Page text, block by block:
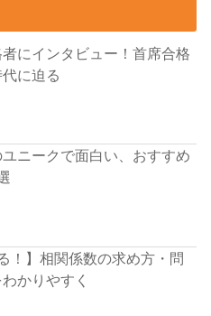
にインタビュー！首席合格
に迫る
ニークで面白い、おすすめ
！】相関係数の求め方・問
かりやすく